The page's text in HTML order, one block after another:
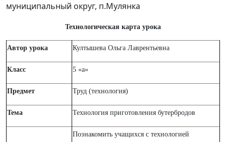
муниципальный округ, п.Мулянка
Технологическая карта урока
Автор урока Култышева Ольга Лаврентьевна
Класс 5 «а»
Предмет Труд (технология)
Тема Технология приготовления бутербродов
Познакомить учащихся с технологией